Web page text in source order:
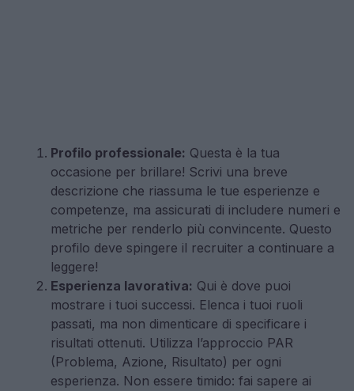
Profilo professionale: Questa è la tua
occasione per brillare! Scrivi una breve
descrizione che riassuma le tue esperienze e
competenze, ma assicurati di includere numeri e
metriche per renderlo più convincente. Questo
profilo deve spingere il recruiter a continuare a
leggere!
Esperienza lavorativa: Qui è dove puoi
mostrare i tuoi successi. Elenca i tuoi ruoli
passati, ma non dimenticare di specificare i
risultati ottenuti. Utilizza l’approccio PAR
(Problema, Azione, Risultato) per ogni
esperienza. Non essere timido: fai sapere ai